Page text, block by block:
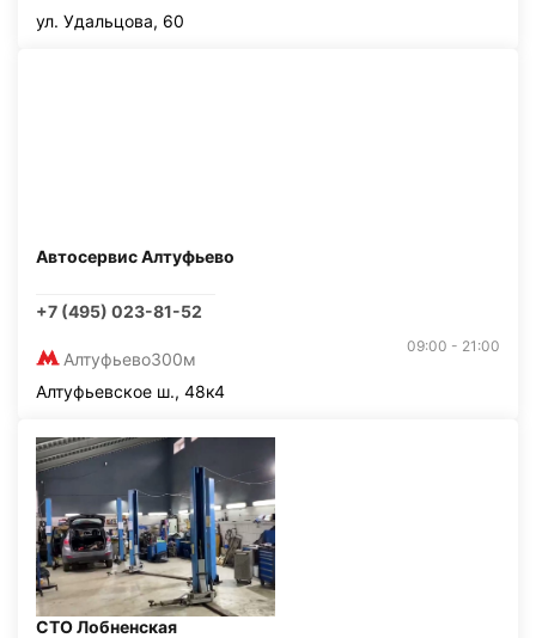
ул. Удальцова, 60
Автосервис Алтуфьево
+7 (495) 023-81-52
Алтуфьево300м
09:00 - 21:00
Алтуфьевское ш., 48к4
СТО Лобненская